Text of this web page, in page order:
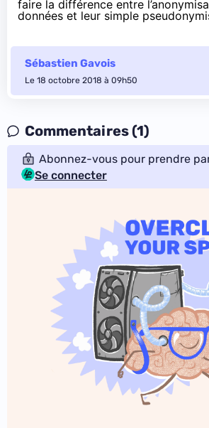
faire la différence entre
données et leur simple
Sébastien Gavois
Le 18 octobre 2018 à 09h50
Commentaires (1)
Abonnez-vous pour prendre
Se connecter